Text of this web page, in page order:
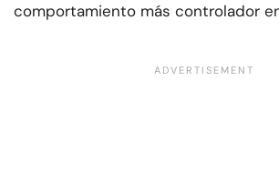
comportamiento más controlador